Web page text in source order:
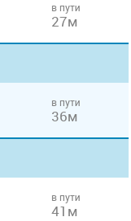
в пути
27м
в пути
36м
в пути
41м